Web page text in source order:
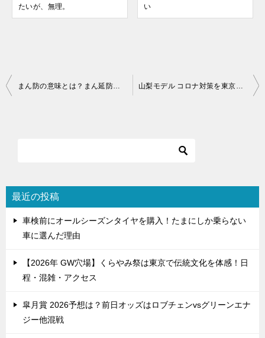
たいが、無理。 い
投
シ
ョ
まん防の意味とは？まん延防止等重点措置と緊急事態宣言の違い 山梨モデル コロナ対策を東京や大阪にも導入！飲食店は耐えられる？
最近の投稿
車検前にオールシーズンタイヤを購入！たまにしか乗らない
車に選んだ理由
【2026年 GW穴場】くらやみ祭は東京で伝統文化を体感！日
程・混雑・アクセス
皐月賞 2026予想は？前日オッズはロブチェンvsグリーンエナ
ジー他混戦